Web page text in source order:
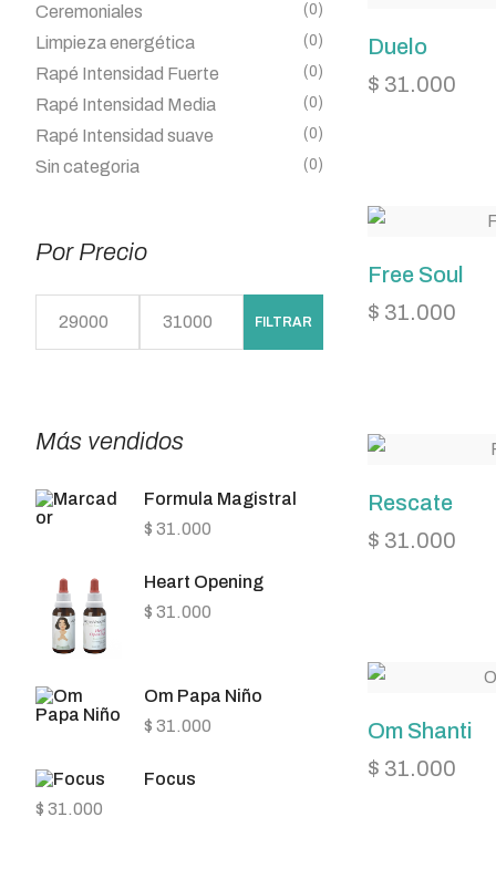
Ceremoniales (0)
Limpieza energética (0)
Rapé Intensidad Fuerte (0)
Rapé Intensidad Media (0)
Rapé Intensidad suave (0)
Sin categoria (0)
Por Precio
FILTRAR
Más vendidos
Formula Magistral
$ 31.000
Heart Opening
$ 31.000
Om Papa Niño
$ 31.000
Focus
$ 31.000
Duelo
$ 31.000
Free Soul
$ 31.000
Rescate
$ 31.000
Om Shanti
$ 31.000